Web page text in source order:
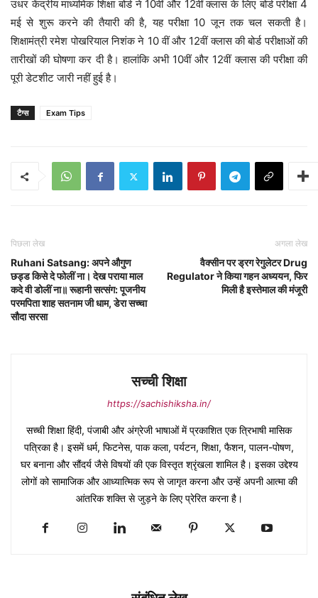
उधर केंद्रीय माध्यमिक शिक्षा बोर्ड ने 10वीं और 12वीं क्लास के लिए बोर्ड परीक्षा 4
मई से शुरू करने की तैयारी की है, यह परीक्षा 10 जून तक चल सकती है।
शिक्षामंत्री रमेश पोखरियाल निशंक ने 10 वीं और 12वीं क्लास की बोर्ड परीक्षाओं की
तारीखों की घोषणा कर दी है। हालांकि अभी 10वीं और 12वीं क्लास की परीक्षा की
पूरी डेटशीट जारी नहीं हुई है।
टैग्स Exam Tips
पिछला लेख
Ruhani Satsang: अपने औगुण
छड्ड किसे दे फोलीं ना। देख पराया माल
कदे वी डोलीं ना॥ रूहानी सत्संग: पूजनीय
परमपिता शाह सतनाम जी धाम, डेरा सच्चा
सौदा सरसा
अगला लेख
वैक्सीन पर ड्रग रेगुलेटर Drug
Regulator ने किया गहन अध्ययन, फिर
मिली है इस्तेमाल की मंजूरी
सच्ची शिक्षा
https://sachishiksha.in/
सच्ची शिक्षा हिंदी, पंजाबी और अंग्रेजी भाषाओं में प्रकाशित एक त्रिभाषी मासिक
पत्रिका है। इसमें धर्म, फिटनेस, पाक कला, पर्यटन, शिक्षा, फैशन, पालन-पोषण,
घर बनाना और सौंदर्य जैसे विषयों की एक विस्तृत श्रृंखला शामिल है। इसका उद्देश्य
लोगों को सामाजिक और आध्यात्मिक रूप से जागृत करना और उन्हें अपनी आत्मा की
आंतरिक शक्ति से जुड़ने के लिए प्रेरित करना है।